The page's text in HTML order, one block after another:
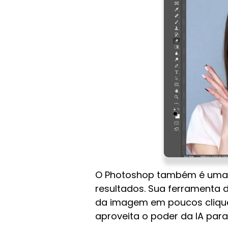
O Photoshop também é
resultados. Sua ferramenta
da imagem em poucos
aproveita o poder da IA